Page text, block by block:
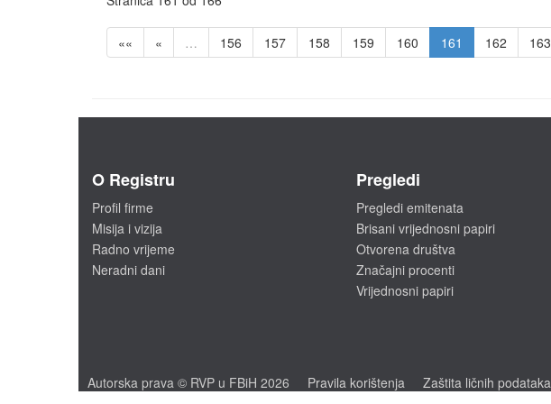
«« « … 156 157 158 159 160 161 162 163
O Registru
Profil firme
Misija i vizija
Radno vrijeme
Neradni dani
Pregledi
Pregledi emitenata
Brisani vrijednosni papiri
Otvorena društva
Značajni procenti
Vrijednosni papiri
Autorska prava © RVP u FBiH 2026 Pravila korištenja Zaštita ličnih podataka